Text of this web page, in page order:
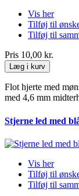
Vis her
Tilføj til
Tilføj til
Pris 10,00 kr.
Læg i kurv
Flot hjerte med
med 4,6 mm
Stjerne led med
Vis her
Tilføj til
Tilføj til